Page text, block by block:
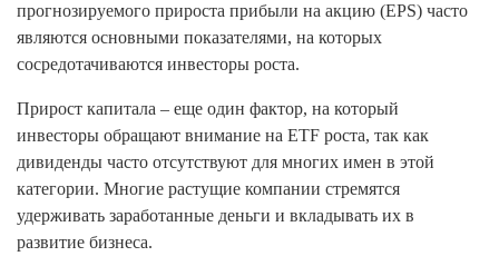
прогнозируемого прироста прибыли на акцию (EPS) часто
являются основными показателями, на которых
сосредотачиваются инвесторы роста.
Прирост капитала – еще один фактор, на который
инвесторы обращают внимание на ETF роста, так как
дивиденды часто отсутствуют для многих имен в этой
категории. Многие растущие компании стремятся
удерживать заработанные деньги и вкладывать их в
развитие бизнеса.